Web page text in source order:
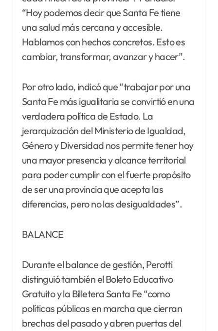
“Hoy podemos decir que Santa Fe tiene
una salud más cercana y accesible.
Hablamos con hechos concretos. Esto es
cambiar, transformar, avanzar y hacer”.
Por otro lado, indicó que “trabajar por una
Santa Fe más igualitaria se convirtió en una
verdadera política de Estado. La
jerarquización del Ministerio de Igualdad,
Género y Diversidad nos permite tener hoy
una mayor presencia y alcance territorial
para poder cumplir con el fuerte propósito
de ser una provincia que acepta las
diferencias, pero no las desigualdades”.
BALANCE
Durante el balance de gestión, Perotti
distinguió también el Boleto Educativo
Gratuito y la Billetera Santa Fe “como
políticas públicas en marcha que cierran
brechas del pasado y abren puertas del